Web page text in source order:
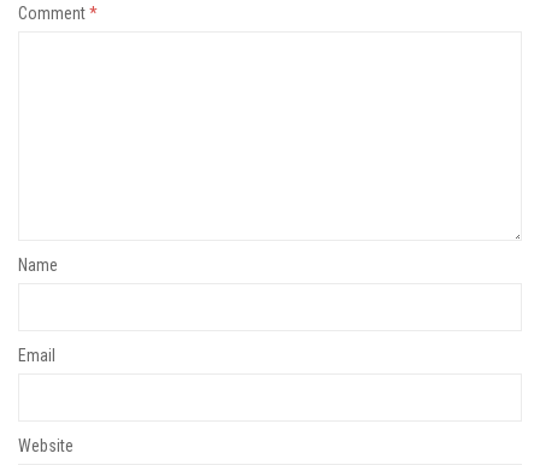
Comment*
Name
Email
Website